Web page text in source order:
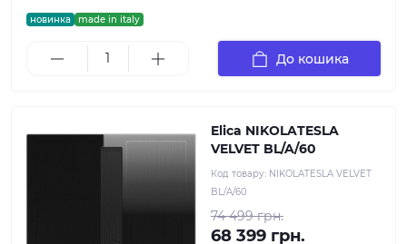
новинка made in italy
До кошика
Elica NIKOLATESLA
VELVET BL/A/60
Код товару: NIKOLATESLA VELVET
BL/A/60
74 499 грн.
68 399 грн.